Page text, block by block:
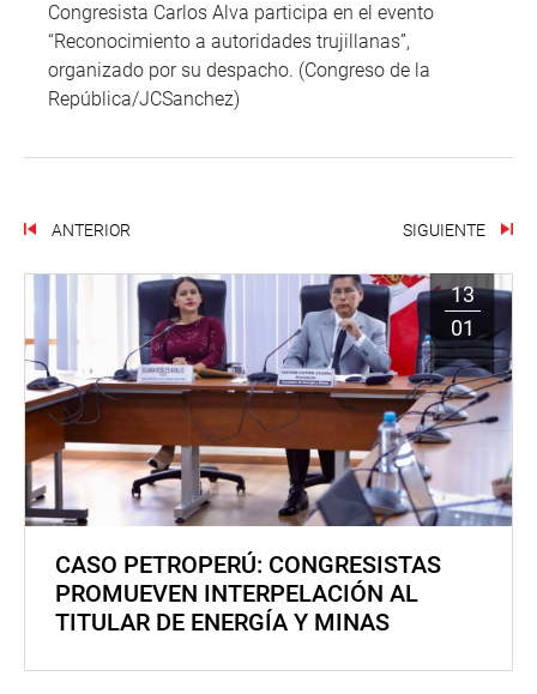
Congresista Carlos Alva participa en el evento
“Reconocimiento a autoridades trujillanas”,
organizado por su despacho. (Congreso de la
República/JCSanchez)
ANTERIOR SIGUIENTE
13
01
CASO PETROPERÚ: CONGRESISTAS
PROMUEVEN INTERPELACIÓN AL
TITULAR DE ENERGÍA Y MINAS